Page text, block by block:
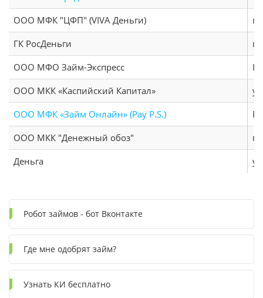
ООО МФК "ЦФП" (VIVA Деньги)
ГК РосДеньги
ООО МФО Займ-Экспресс
ООО МКК «Каспийский Капитал»
ООО МФК «Займ Онлайн» (Pay P.S.)
ООО МКК "Денежный обоз"
Деньга
Робот займов - бот Вконтакте
Где мне одобрят займ?
Узнать КИ бесплатно